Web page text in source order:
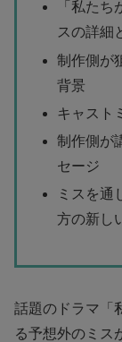
「私た
スの詳細
制作側が
背景
キャスト
制作側が
セージ
ミスを通
方の新し
話題のドラマ「
る予想外のミス